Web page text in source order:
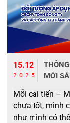
15.12
2025
MỚI
Mỗi cải tiến –
chưa tốt, mình
như mình có